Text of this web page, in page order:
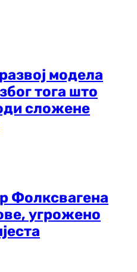
модела
тога што
сложене
Фолксвагена
угрожено